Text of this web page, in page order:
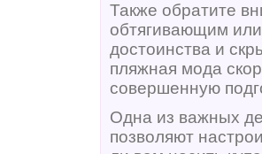
Также обратите
обтягивающим
достоинства и
пляжная мода
совершенную
Одна из важных
позволяют